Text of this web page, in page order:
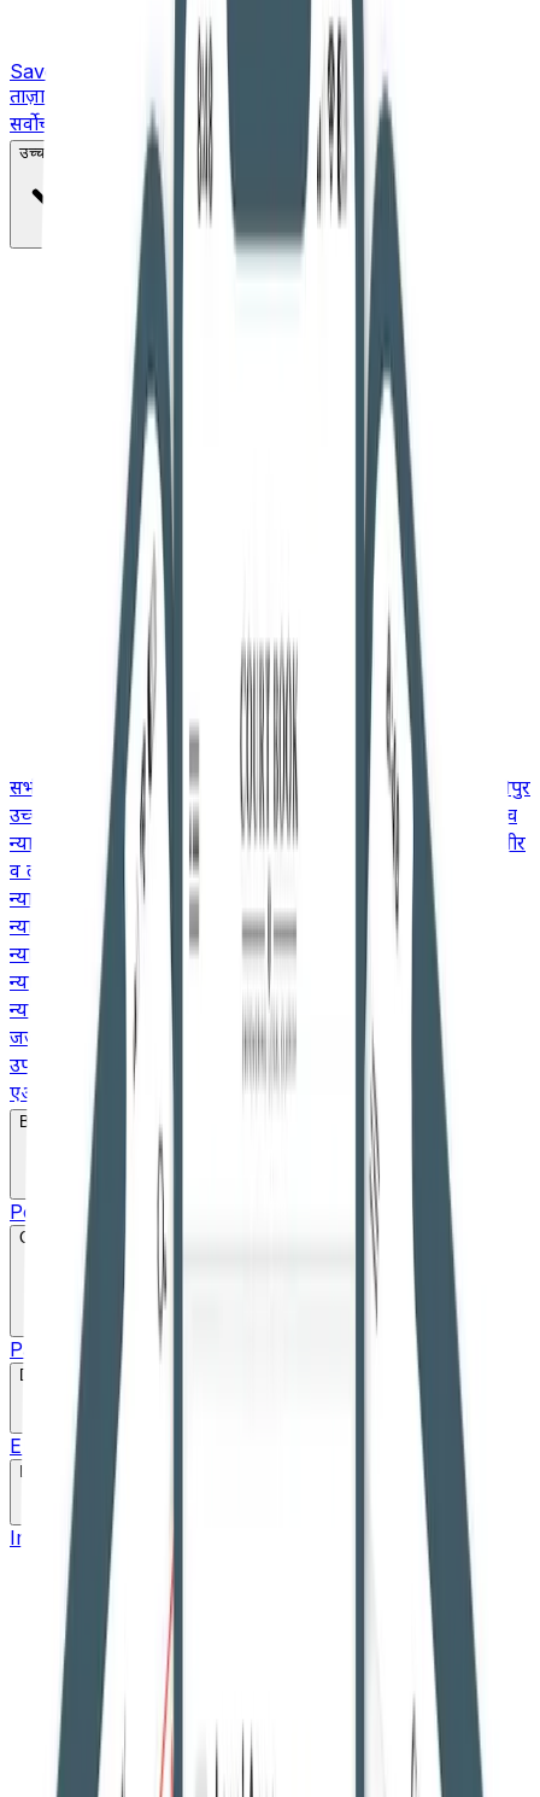
Saved
ताज़ा ख़बरें
सर्वोच्च न्यायालय
उच्च न्यायालय
सभी उच्च न्यायालयगुजरात उच्च न्यायालय उत्तराखंड उच्च न्यायालय
मणिपुर
उच्च न्यायालय मद्रास उच्च न्यायालय मध्य प्रदेश उच्च न्यायालय
केरल उच्च
न्यायालय
कर्नाटक उच्च न्यायालय झारखंड उच्च न्यायालय
जम्मू और कश्मीर
व लद्दाख उच्च न्यायालय
हिमाचल प्रदेश उच्च न्यायालय
मेघालय उच्च
न्यायालय
गुवाहाटी उच्च न्यायालय दिल्ली उच्च न्यायालय
छत्तीसगढ़ उच्च
न्यायालय
कलकत्ता उच्च न्यायालयबॉम्बे उच्च न्यायालय
आंध्र प्रदेश उच्च
न्यायालय
इलाहाबाद उच्च न्यायालयओडिशा उच्च न्यायालय
पटना उच्च
न्यायालय
पंजाब और हरियाणा उच्च न्यायालय
न्यायालय
तेलंगाना उच्च न्यायालय
जजमेंट
उपभोक्ता मामले
एआईबीई एवं नियुक्ति
Bare Act
Popular Search
Constitution
Parts Schedule 20+ Language pdf
Drafts
English Draft Gujarati Draft
Important Links High Courts